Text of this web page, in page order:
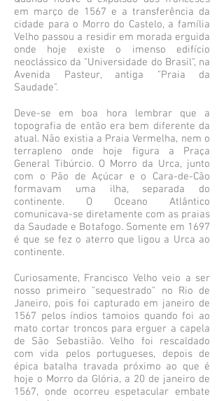
em março de 1567 e a transferência da
cidade para o Morro do Castelo, a família
Velho passou a residir em morada erguida
onde hoje existe o imenso edifício
neoclássico da "Universidade do Brasil", na
Avenida Pasteur, antiga "Praia da
Saudade".
Deve-se em boa hora lembrar que a
topografia de então era bem diferente da
atual. Não existia a Praia Vermelha, nem o
terrapleno onde hoje figura a Praça
General Tibúrcio. O Morro da Urca, junto
com o Pão de Açúcar e o Cara-de-Cão
formavam uma ilha, separada do
continente. O Oceano Atlântico
comunicava-se diretamente com as praias
da Saudade e Botafogo. Somente em 1697
é que se fez o aterro que ligou a Urca ao
continente.
Curiosamente, Francisco Velho veio a ser
nosso primeiro "sequestrado" no Rio de
Janeiro, pois foi capturado em janeiro de
1567 pelos índios tamoios quando foi ao
mato cortar troncos para erguer a capela
de São Sebastião. Velho foi rescaldado
com vida pelos portugueses, depois de
épica batalha travada próximo ao que é
hoje o Morro da Glória, a 20 de janeiro de
1567, onde ocorreu espetacular embate